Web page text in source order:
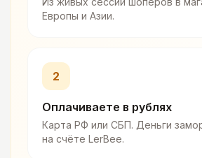
Европы и Азии.
2
Оплачиваете в рублях
Карта РФ или СБП. Деньги
на счёте LerBee.